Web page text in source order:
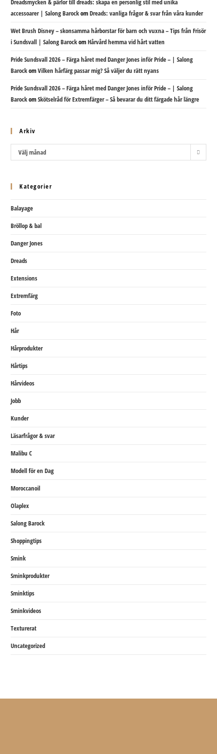
Dreadsmycken & pärlor till dreads: skapa en personlig stil med unika
accessoarer | Salong BarockomDreads: vanliga frågor & svar från våra kunder
Wet Brush Disney – skonsamma hårborstar för barn och vuxna – Tips från Frisör
i Sundsvall | Salong BarockomHårvård hemma vid hårt vatten
Pride Sundsvall 2026 – Färga håret med Danger Jones inför Pride – | Salong
BarockomVilken hårfärg passar mig? Så väljer du rätt nyans
Pride Sundsvall 2026 – Färga håret med Danger Jones inför Pride – | Salong
BarockomSkötselråd för Extremfärger – Så bevarar du ditt färgade hår längre
Arkiv
ArkivVälj månad
Kategorier
Balayage
Bröllop & bal
Danger Jones
Dreads
Extensions
Extremfärg
Foto
Hår
Hårprodukter
Hårtips
Hårvideos
Jobb
Kunder
Läsarfrågor & svar
Malibu C
Modell för en Dag
Moroccanoil
Olaplex
Salong Barock
Shoppingtips
Smink
Sminkprodukter
Sminktips
Sminkvideos
Texturerat
Uncategorized